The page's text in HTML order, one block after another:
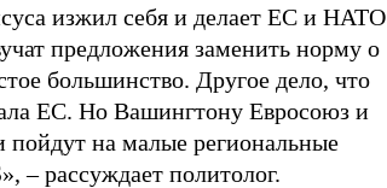
изжил себя и делает ЕС и НАТО
предложения заменить норму о
большинство. Другое дело, что
ЕС. Но Вашингтону Евросоюз и
на малые региональные
– рассуждает политолог.